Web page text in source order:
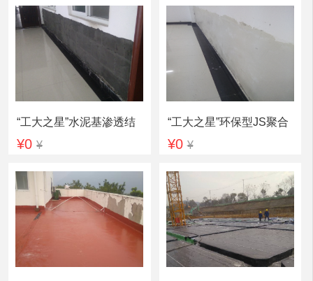
“工大之星”水泥基渗透结
晶型防水涂料
¥0 ¥
“工大之星”环保型JS聚合
物水泥防水涂料
¥0¥